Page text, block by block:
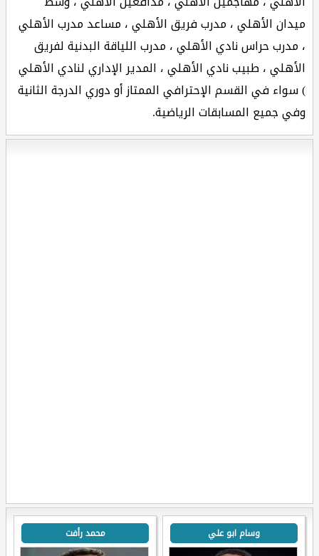
ميدان الأهلي ، مدرب فريق الأهلي ، مساعد مدرب الأهلي
، مدرب حراس نادي الأهلي ، مدرب اللياقة البدنية لفريق
الأهلي ، طبيب نادي الأهلي ، المدير الإداري لنادي الأهلي
) سواء في القسم الإحترافي الممتاز أو دوري الدرجة الثانية
وفي جميع المسابقات الرياضية.
وسام ابو علي محمد رأفت